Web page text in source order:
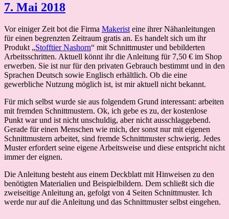
7. Mai 2018
Vor einiger Zeit bot die Firma Makerist eine ihrer Nähanleitungen
für einen begrenzten Zeitraum gratis an. Es handelt sich um ihr
Produkt „Stofftier Nashorn“ mit Schnittmuster und bebilderten
Arbeitsschritten. Aktuell könnt ihr die Anleitung für 7,50 € im Shop
erwerben. Sie ist nur für den privaten Gebrauch bestimmt und in den
Sprachen Deutsch sowie Englisch erhältlich. Ob die eine
gewerbliche Nutzung möglich ist, ist mir aktuell nicht bekannt.
Für mich selbst wurde sie aus folgendem Grund interessant: arbeiten
mit fremden Schnittmustern. Ok, ich gebe es zu, der kostenlose
Punkt war und ist nicht unschuldig, aber nicht ausschlaggebend.
Gerade für einen Menschen wie mich, der sonst nur mit eigenen
Schnittmustern arbeitet, sind fremde Schnittmuster schwierig. Jedes
Muster erfordert seine eigene Arbeitsweise und diese entspricht nicht
immer der eignen.
Die Anleitung besteht aus einem Deckblatt mit Hinweisen zu den
benötigten Materialien und Beispielbildern. Dem schließt sich die
zweiseitige Anleitung an, gefolgt von 4 Seiten Schnittmuster. Ich
werde nur auf die Anleitung und das Schnittmuster selbst eingehen.